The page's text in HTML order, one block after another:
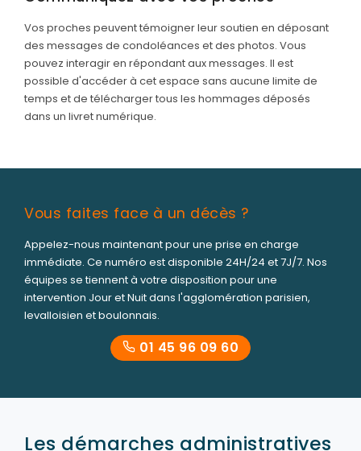
Vos proches peuvent témoigner leur soutien en déposant
des messages de condoléances et des photos. Vous
pouvez interagir en répondant aux messages. Il est
possible d'accéder à cet espace sans aucune limite de
temps et de télécharger tous les hommages déposés
dans un livret numérique.
Vous faites face à un décès ?
Appelez-nous maintenant pour une prise en charge
immédiate. Ce numéro est disponible 24H/24 et 7J/7. Nos
équipes se tiennent à votre disposition pour une
intervention Jour et Nuit dans l'agglomération parisien,
levalloisien et boulonnais.
01 45 96 09 60
Les démarches administratives